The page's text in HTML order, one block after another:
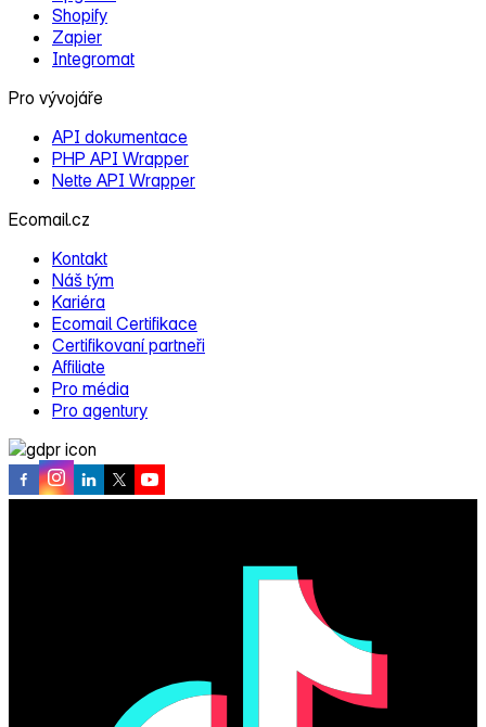
Shopify
Zapier
Integromat
Pro vývojáře
API dokumentace
PHP API Wrapper
Nette API Wrapper
Ecomail.cz
Kontakt
Náš tým
Kariéra
Ecomail Certifikace
Certifikovaní partneři
Affiliate
Pro média
Pro agentury